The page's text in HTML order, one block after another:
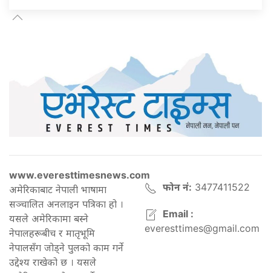
www.everesttimesnews.com
अमेरिकाबाट नेपाली भाषामा
सञ्चालित अनलाइन पत्रिका हो ।
यसले अमेरिकामा बस्ने
नेपालहरूबीच र मातृभूमि
नेपालसँग जोड्ने पुलको काम गर्ने
उद्देश्य राखेको छ । यसले
फोन नं: 3477411522
Email :
everesttimes@gmail.com